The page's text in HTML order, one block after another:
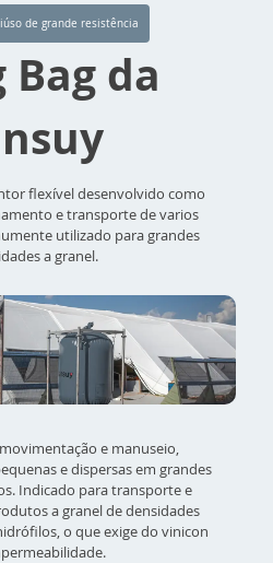
de grande resistência
Bag da
flexível desenvolvido como
e transporte de varios
utilizado para grandes
a granel.
e manuseio,
e dispersas em grandes
Indicado para transporte e
a granel de densidades
o que exige do vinicon